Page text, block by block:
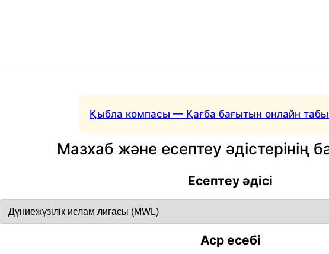
Қыбла компасы — Қағба бағытын онлайн
Мазхаб және есептеу әдістерінің
Есептеу әдісі
Аср есебі